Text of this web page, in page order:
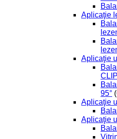
Aplicaţie
Aplicaţie
95°
Aplicaţie
Aplicaţie